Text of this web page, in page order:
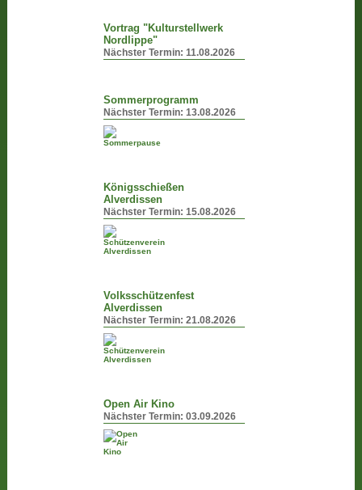
Vortrag "Kulturstellwerk
Nordlippe"
Nächster Termin:11.08.2026
Sommerprogramm
Nächster Termin:13.08.2026
Königsschießen
Alverdissen
Nächster Termin:15.08.2026
Volksschützenfest
Alverdissen
Nächster Termin:21.08.2026
Open Air Kino
Nächster Termin:03.09.2026